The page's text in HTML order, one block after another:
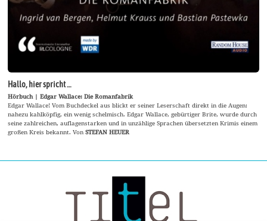
Hallo, hier spricht …
Hörbuch | Edgar Wallace: Die Romanfabrik
Edgar Wallace! Vom Buchdeckel aus blickt er seiner Leserschaft direkt in die Augen:
nahezu kahlköpfig, ein wenig schelmisch. Edgar Wallace, gebürtiger Brite, wurde durch
seine zahlreichen, auflagenstarken und in unzählige Sprachen übersetzten Krimis einem
großen Kreis bekannt. VonSTEFAN HEUER